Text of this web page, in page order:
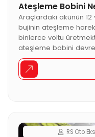
Ateşleme Bobini
Araçlardaki akünün
bujinin ateşleme
binlerce voltu
ateşleme bobini
ise 12 volt elektriği
ulaştırmaktadır.
oluşmaktadır. Birincil
RS Oto